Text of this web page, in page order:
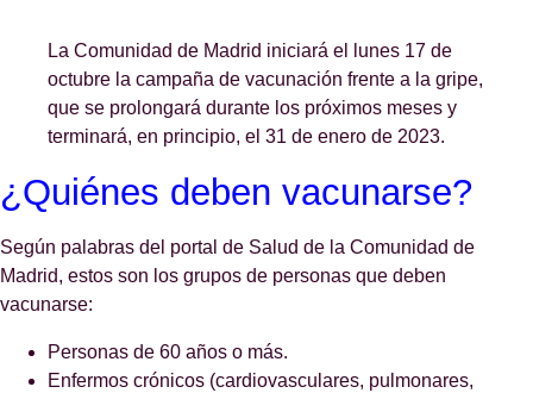
La Comunidad de Madrid iniciará el lunes 17 de
octubre la campaña de vacunación frente a la gripe,
que se prolongará durante los próximos meses y
terminará, en principio, el 31 de enero de 2023.
¿Quiénes deben vacunarse?
Según palabras del portal de Salud de la Comunidad de
Madrid, estos son los grupos de personas que deben
vacunarse:
Personas de 60 años o más.
Enfermos crónicos (cardiovasculares, pulmonares,